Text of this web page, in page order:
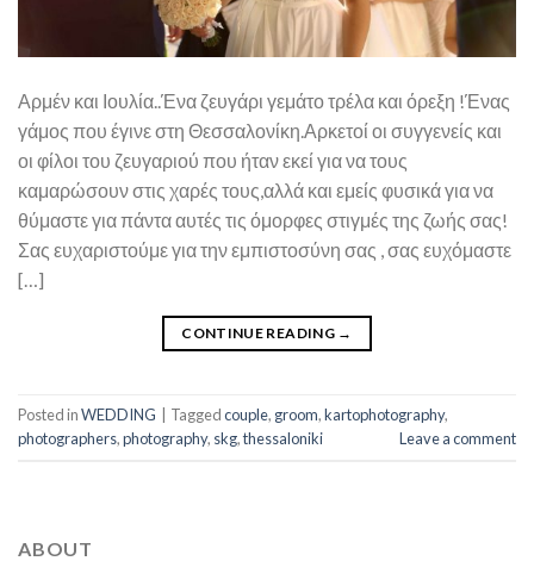
Αρμέν και Ιουλία..Ένα ζευγάρι γεμάτο τρέλα και όρεξη !Ένας
γάμος που έγινε στη Θεσσαλονίκη.Αρκετοί οι συγγενείς και
οι φίλοι του ζευγαριού που ήταν εκεί για να τους
καμαρώσουν στις χαρές τους,αλλά και εμείς φυσικά για να
θύμαστε για πάντα αυτές τις όμορφες στιγμές της ζωής σας!
Σας ευχαριστούμε για την εμπιστοσύνη σας , σας ευχόμαστε
[…]
CONTINUE READING →
Posted inWEDDING Taggedcouple, groom,kartophotography,
photographers,photography, skg,thessaloniki Leave a comment
ABOUT